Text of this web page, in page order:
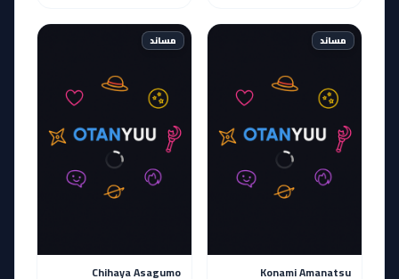
مساند
Konami Amanatsu
مساند
Chihaya Asagumo